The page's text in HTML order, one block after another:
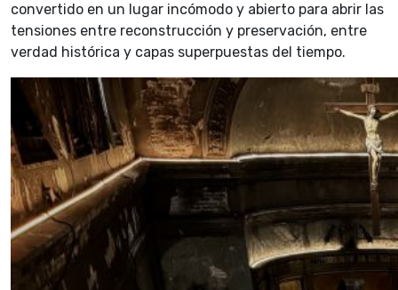
convertido en un lugar incómodo y abierto para abrir las
tensiones entre reconstrucción y preservación, entre
verdad histórica y capas superpuestas del tiempo.